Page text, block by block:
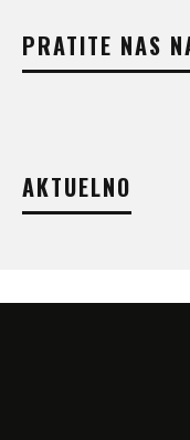
PRATITE NAS
AKTUELNO